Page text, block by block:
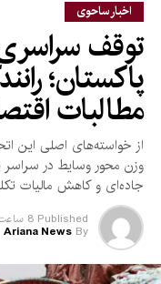
اخبار ساحوی
توقف سراسری
پاکستان؛
مطالبات
از خواسته‌های اصلی این
وزن محور وسایط در
جاده‌ای و کاهش مالیات
Published 8 ساعت ago
By
Ariana News